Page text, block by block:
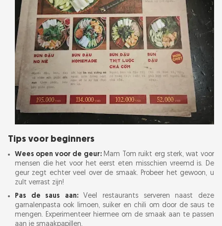
Tips voor beginners
Wees open voor de geur:Mam Tom ruikt erg sterk, wat voor
mensen die het voor het eerst eten misschien vreemd is. De
geur zegt echter veel over de smaak. Probeer het gewoon, u
zult verrast zijn!
Pas de saus aan:Veel restaurants serveren naast deze
garnalenpasta ook limoen, suiker en chili om door de saus te
mengen. Experimenteer hiermee om de smaak aan te passen
aan je smaakpapillen.